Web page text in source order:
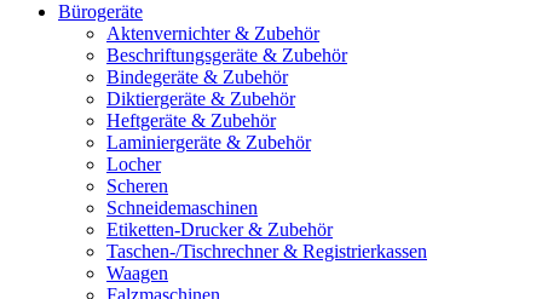
Bürogeräte
Aktenvernichter & Zubehör
Beschriftungsgeräte & Zubehör
Bindegeräte & Zubehör
Diktiergeräte & Zubehör
Heftgeräte & Zubehör
Laminiergeräte & Zubehör
Locher
Scheren
Schneidemaschinen
Etiketten-Drucker & Zubehör
Taschen-/Tischrechner & Registrierkassen
Waagen
Falzmaschinen